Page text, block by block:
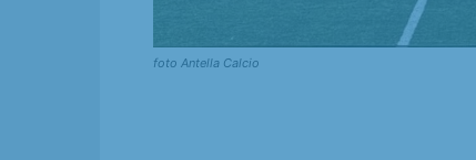
foto Antella Calcio